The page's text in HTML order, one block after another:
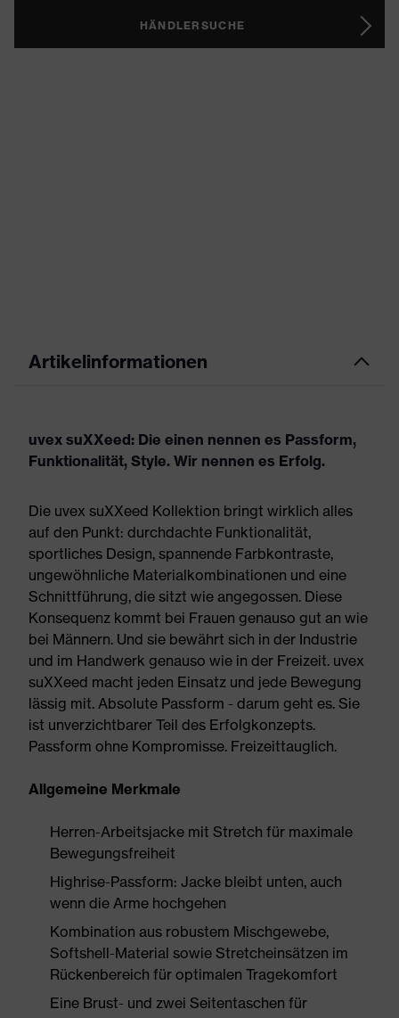
HÄNDLERSUCHE
Artikelinformationen
uvex suXXeed: Die einen nennen es Passform,
Funktionalität, Style. Wir nennen es Erfolg.
Die uvex suXXeed Kollektion bringt wirklich alles
auf den Punkt: durchdachte Funktionalität,
sportliches Design, spannende Farbkontraste,
ungewöhnliche Materialkombinationen und eine
Schnittführung, die sitzt wie angegossen. Diese
Konsequenz kommt bei Frauen genauso gut an wie
bei Männern. Und sie bewährt sich in der Industrie
und im Handwerk genauso wie in der Freizeit. uvex
suXXeed macht jeden Einsatz und jede Bewegung
lässig mit. Absolute Passform - darum geht es. Sie
ist unverzichtbarer Teil des Erfolgkonzepts.
Passform ohne Kompromisse. Freizeittauglich.
Allgemeine Merkmale
Herren-Arbeitsjacke mit Stretch für maximale
Bewegungsfreiheit
Highrise-Passform: Jacke bleibt unten, auch
wenn die Arme hochgehen
Kombination aus robustem Mischgewebe,
Softshell-Material sowie Stretcheinsätzen im
Rückenbereich für optimalen Tragekomfort
Eine Brust- und zwei Seitentaschen für